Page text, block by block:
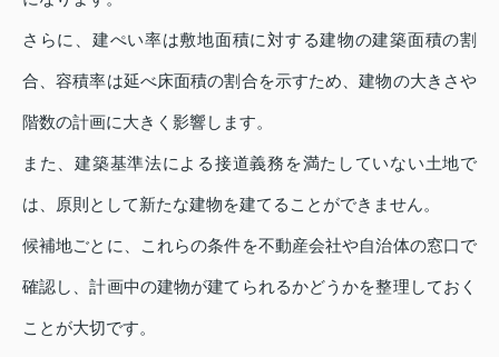
さらに、建ぺい率は敷地面積に対する建物の建築面積の割
合、容積率は延べ床面積の割合を示すため、建物の大きさや
階数の計画に大きく影響します。
また、建築基準法による接道義務を満たしていない土地で
は、原則として新たな建物を建てることができません。
候補地ごとに、これらの条件を不動産会社や自治体の窓口で
確認し、計画中の建物が建てられるかどうかを整理しておく
ことが大切です。